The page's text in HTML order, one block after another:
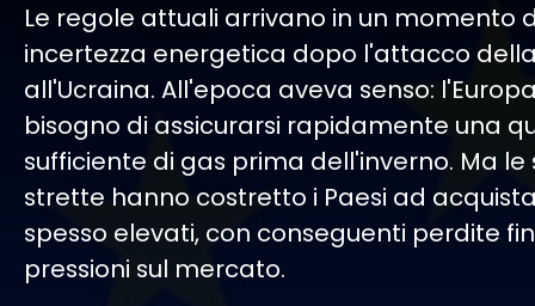
Le regole attuali arrivano in un momento
incertezza energetica dopo l'attacco della
all'Ucraina. All'epoca aveva senso:
bisogno di assicurarsi rapidamente una
sufficiente di gas prima dell'inverno. Ma le
strette hanno costretto i Paesi ad
spesso elevati, con conseguenti perdite
pressioni sul mercato.